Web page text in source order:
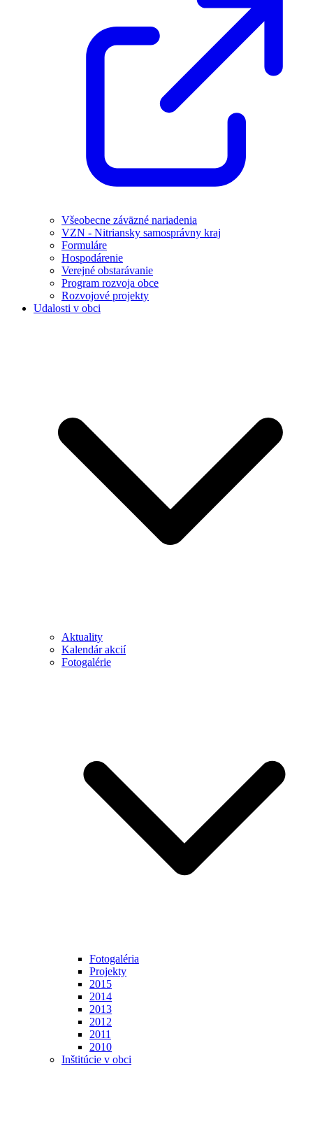
Všeobecne záväzné nariadenia
VZN - Nitriansky samosprávny kraj
Formuláre
Hospodárenie
Verejné obstarávanie
Program rozvoja obce
Rozvojové projekty
Udalosti v obci
Aktuality
Kalendár akcií
Fotogalérie
Fotogaléria
Projekty
2015
2014
2013
2012
2011
2010
Inštitúcie v obci